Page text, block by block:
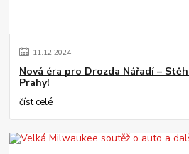
11.12.2024
Nová éra pro Drozda Nářadí –
Prahy!
číst celé